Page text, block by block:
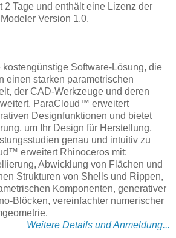
2 Tage und enthält eine Lizenz der
Version 1.0.
Software-Lösung, die
einen starken parametrischen
der CAD-Werkzeuge und deren
ParaCloud™ erweitert
Designfunktionen und bietet
um Ihr Design für Herstellung,
genau und intuitiv zu
erweitert Rhinoceros mit:
Abwicklung von Flächen und
Strukturen von Shells und Rippen,
Komponenten, generativer
Blöcken, vereinfachter numerischer
Weitere Details und Anmeldung...